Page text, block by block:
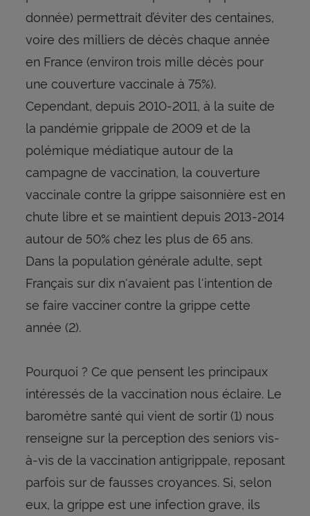
donnée) permettrait d’éviter des centaines,
voire des milliers de décès chaque année
en France (environ trois mille décès pour
une couverture vaccinale à 75%).
Cependant, depuis 2010-2011, à la suite de
la pandémie grippale de 2009 et de la
polémique médiatique autour de la
campagne de vaccination, la couverture
vaccinale contre la grippe saisonnière est en
chute libre et se maintient depuis 2013-2014
autour de 50% chez les plus de 65 ans.
Dans la population générale adulte, sept
Français sur dix n'avaient pas l'intention de
se faire vacciner contre la grippe cette
année (2).
Pourquoi ? Ce que pensent les principaux
intéressés de la vaccination nous éclaire. Le
baromètre santé qui vient de sortir (1) nous
renseigne sur la perception des seniors vis-
à-vis de la vaccination antigrippale, reposant
parfois sur de fausses croyances. Si, selon
eux, la grippe est une infection grave, ils